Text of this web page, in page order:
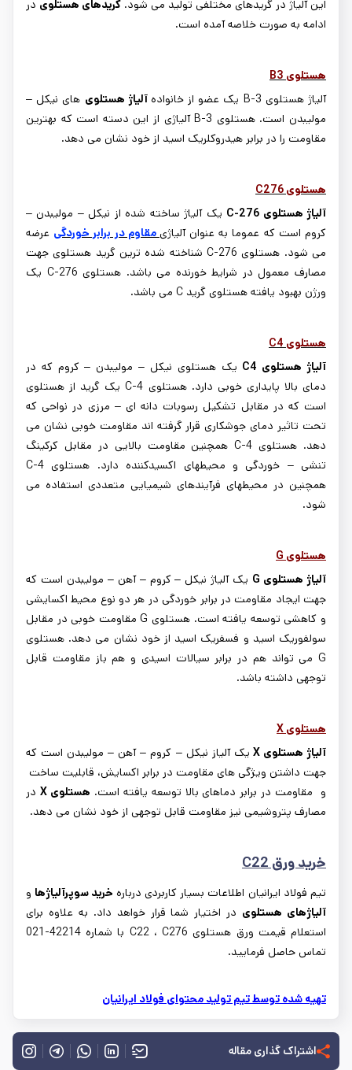
این آلیاژ در گریدهای مختلفی تولید می شود. گریدهای هستلوی در
ادامه به صورت خلاصه آمده است.
هستلویB3
آلیاژ هستلوی B-3 یک عضو از خانواده آلیاژ هستلوی های نیکل –
مولیبدن است. هستلوی B-3آلیاژی از این دسته است که بهترین
مقاومت را در برابر هیدروکلریک اسید از خود نشان می دهد.
هستلویC276
آلیاژ هستلوی C-276 یک آلیاژ ساخته شده از نیکل – مولیبدن –
کروم است که عموما به عنوان آلیاژیمقاوم در برابر خوردگی عرضه
می شود. هستلوی C-276 شناخته شده ترین گرید هستلوی جهت
مصارف معمول در شرایط خورنده می باشد. هستلوی C-276 یک
ورژن بهبود یافته هستلوی گرید C می باشد.
هستلویC4
آلیاژ هستلوی C4 یک هستلوی نیکل – مولیبدن – کروم که در
دمای بالا پایداری خوبی دارد. هستلوی C-4یک گرید از هستلوی
است که در مقابل تشکیل رسوبات دانه ای – مرزی در نواحی که
تحت تاثیر دمای جوشکاری قرار گرفته اند مقاومت خوبی نشان می
دهد. هستلوی C-4همچنین مقاومت بالایی در مقابل کرکینگ
تنشی – خوردگی و محیطهای اکسیدکننده دارد. هستلوی C-4
همچنین در محیطهای فرآیندهای شیمیایی متعددی استفاده می
شود.
هستلویG
آلیاژ هستلوی G یک آلیاژ نیکل – کروم – آهن – مولیبدن است که
جهت ایجاد مقاومت در برابر خوردگی در هر دو نوع محیط اکسایشی
و کاهشی توسعه یافته است. هستلوی Gمقاومت خوبی در مقابل
سولفوریک اسید و فسفریک اسید از خود نشان می دهد. هستلوی
G می تواند هم در برابر سیالات اسیدی و هم باز مقاومت قابل
توجهی داشته باشد.
هستلویX
آلیاژ هستلویX یک آلیاز نیکل – کروم – آهن – مولیبدن است که
جهت داشتن ویژگی های مقاومت در برابر اکسایش، قابلیت ساخت
و مقاومت در برابر دماهای بالا توسعه یافته است. هستلویX در
مصارف پتروشیمی نیز مقاومت قابل توجهی از خود نشان می دهد.
خرید ورق C22
تیم فولاد ایرانیان اطلاعات بسیار کاربردی درباره خرید سوپرآلیاژها و
آلیاژهای هستلوی در اختیار شما قرار خواهد داد. به علاوه برای
استعلام قیمت ورق هستلوی C22 ، C276 با شماره 42214-021
تماس حاصل فرمایید.
تهیه شده توسط تیم تولید محتوای فولاد ایرانیان
اشتراک گذاری مقاله